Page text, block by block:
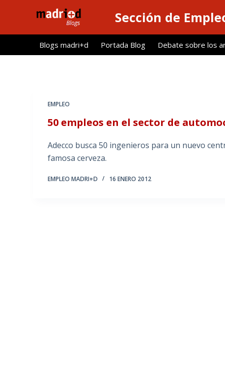
l
Sección de
Blogs madri+d Portada Blog Debate sobre los
EMPLEO
50 empleos en el sector de
Adecco busca 50 ingenieros para un nuevo
famosa cerveza.
EMPLEO MADRI+D 16 ENERO 2012